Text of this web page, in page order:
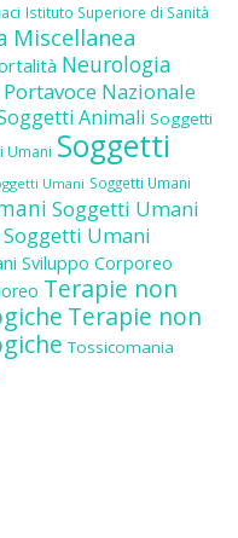
Istituto Superiore di Sanità
Miscellanea
Neurologia
Portavoce Nazionale
Animali Soggetti
Umani Soggetti
Umani Soggetti Umani
Soggetti Umani
Soggetti Umani
Sviluppo Corporeo
Terapie non
Terapie non
Tossicomania